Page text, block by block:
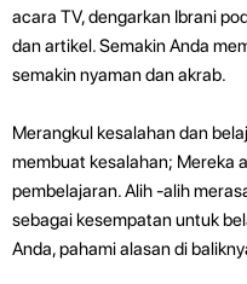
acara TV, dengarkan Ibrani
dan artikel. Semakin Anda
semakin nyaman dan akrab.
Merangkul kesalahan dan
membuat kesalahan; Mereka
pembelajaran. Alih -alih
sebagai kesempatan untuk
Anda, pahami alasan di